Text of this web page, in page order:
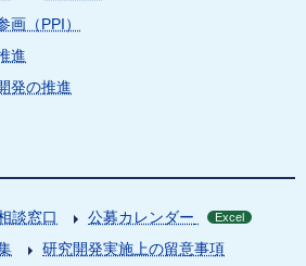
画（PPI）
進
発の推進
談窓口 公募カレンダー Excel
研究開発実施上の留意事項